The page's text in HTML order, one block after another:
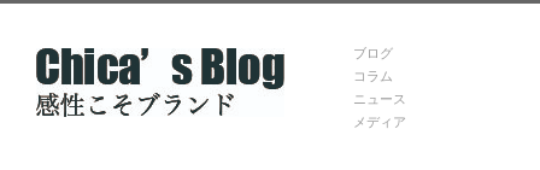
ブログ
コラム
ニュース
メディア